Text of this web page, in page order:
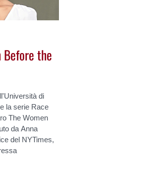
Before the
di
la serie Race
The Women
da Anna
del NYTimes,